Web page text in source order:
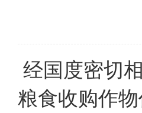
经国度密切
粮食收购作